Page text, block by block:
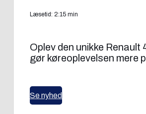
Læsetid: 2:15 min
Oplev den unikke
gør køreoplevelsen mere
Se nyhed